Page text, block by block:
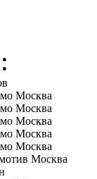
Москва
Москва
Москва
Москва
Москва
Москва